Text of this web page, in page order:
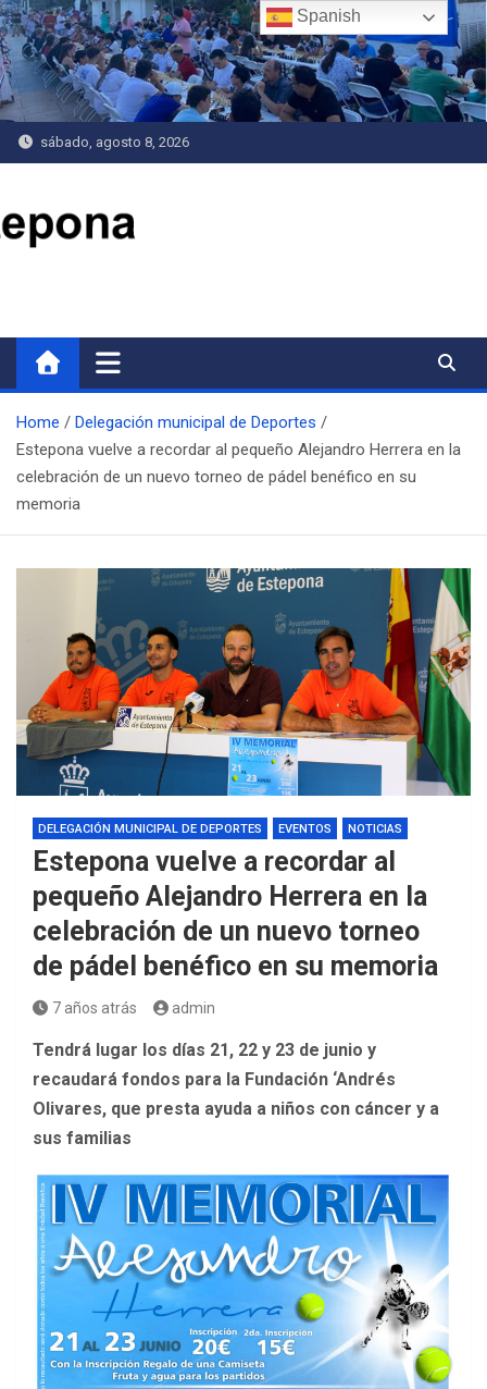
Saltar
al
contenido
sábado, agosto 8, 2026
Home
Delegación municipal de Deportes
Estepona vuelve a recordar al pequeño Alejandro Herrera en la
celebración de un nuevo torneo de pádel benéfico en su
memoria
DELEGACIÓN MUNICIPAL DE DEPORTES EVENTOS NOTICIAS
Estepona vuelve a recordar al
pequeño Alejandro Herrera en la
celebración de un nuevo torneo
de pádel benéfico en su memoria
7 años atrás admin
Tendrá lugar los días 21, 22 y 23 de junio y
recaudará fondos para la Fundación ‘Andrés
Olivares, que presta ayuda a niños con cáncer y a
sus familias
Spanish